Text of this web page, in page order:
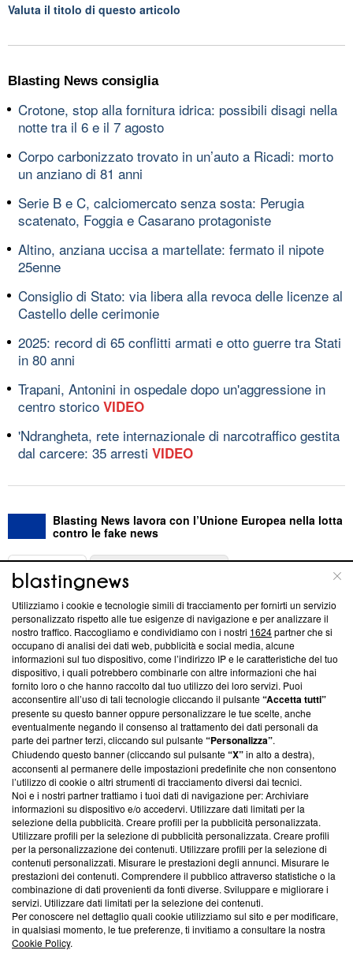
Valuta il titolo di questo articolo
Blasting News consiglia
Crotone, stop alla fornitura idrica: possibili disagi nella
notte tra il 6 e il 7 agosto
Corpo carbonizzato trovato in un’auto a Ricadi: morto
un anziano di 81 anni
Serie B e C, calciomercato senza sosta: Perugia
scatenato, Foggia e Casarano protagoniste
Altino, anziana uccisa a martellate: fermato il nipote
25enne
Consiglio di Stato: via libera alla revoca delle licenze al
Castello delle cerimonie
2025: record di 65 conflitti armati e otto guerre tra Stati
in 80 anni
Trapani, Antonini in ospedale dopo un'aggressione in
centro storico VIDEO
'Ndrangheta, rete internazionale di narcotraffico gestita
dal carcere: 35 arresti VIDEO
Blasting News lavora con l’Unione Europea nella lotta
contro le fake news
ABOUT
Questa sezione offre informazioni trasparenti su Blasting
News, sui nostri processi editoriali e su come ci impegniamo a
creare news di qualità. Inoltre, afferma la nostra aderenza a
‘Trust Project - News with Integrity’Blasting News non è
ancora membro del programma, ma ha richiesto di farne
parte; Trust Project non ha ancora effettuato una verifica di
conformità agli standard.
Su di noi
Team editoriale
Corporate
Redazione
Informativa Privacy
Cookie Policy
Blasting SA, IDI CHE-247.845.224, Via Carlo Frasca, 3 - 6900
Lugano (Svizzera) Tel:+39 0690258937
Utilizziamo i cookie e tecnologie simili di tracciamento per fornirti un servizio
personalizzato rispetto alle tue esigenze di navigazione e per analizzare il
nostro traffico. Raccogliamo e condividiamo con i nostri 1624partner che si
occupano di analisi dei dati web, pubblicità e social media, alcune
informazioni sul tuo dispositivo, come l’indirizzo IP e le caratteristiche del tuo
dispositivo, i quali potrebbero combinarle con altre informazioni che hai
fornito loro o che hanno raccolto dal tuo utilizzo dei loro servizi. Puoi
acconsentire all’uso di tali tecnologie cliccando il pulsante“Accetta tutti”
presente su questo banner oppure personalizzare le tue scelte, anche
eventualmente negando il consenso al trattamento dei dati personali da
parte dei partner terzi, cliccando sul pulsante“Personalizza”.
Chiudendo questo banner (cliccando sul pulsante“X”in alto a destra),
acconsenti al permanere delle impostazioni predefinite che non consentono
l’utilizzo di cookie o altri strumenti di tracciamento diversi dai tecnici.
Noi e i nostri partner trattiamo i tuoi dati di navigazione per: Archiviare
informazioni su dispositivo e/o accedervi. Utilizzare dati limitati per la
selezione della pubblicità. Creare profili per la pubblicità personalizzata.
Utilizzare profili per la selezione di pubblicità personalizzata. Creare profili
per la personalizzazione dei contenuti. Utilizzare profili per la selezione di
contenuti personalizzati. Misurare le prestazioni degli annunci. Misurare le
prestazioni dei contenuti. Comprendere il pubblico attraverso statistiche o la
combinazione di dati provenienti da fonti diverse. Sviluppare e migliorare i
servizi. Utilizzare dati limitati per la selezione dei contenuti.
Per conoscere nel dettaglio quali cookie utilizziamo sul sito e per modificare,
in qualsiasi momento, le tue preferenze, ti invitiamo a consultare la nostra
Cookie Policy.